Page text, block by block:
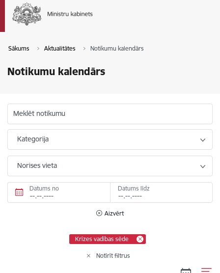
Sākums Aktualitātes Notikumu kalendārs
Notikumu kalendārs
Meklēt notikumu
Kategorija
Norises vieta
Datums no Datums līdz
Aizvērt
Krīzes vadības sēde
Notīrīt filtrus